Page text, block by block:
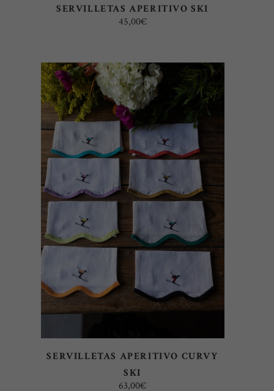
SERVILLETAS APERITIVO SKI
45,00€
AÑADIR AL CARRITO
SERVILLETAS APERITIVO CURVY
SKI
63,00€